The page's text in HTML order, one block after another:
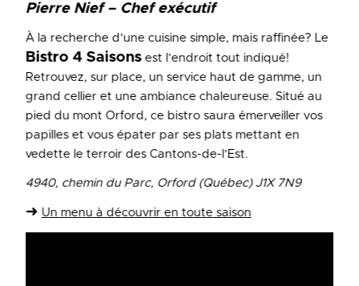
Pierre Nief – Chef exécutif
À la recherche d’une cuisine simple, mais raffinée? Le
Bistro 4 Saisonsest l’endroit tout indiqué!
Retrouvez, sur place, un service haut de gamme, un
grand cellier et une ambiance chaleureuse. Situé au
pied du mont Orford, ce bistro saura émerveiller vos
papilles et vous épater par ses plats mettant en
vedette le terroir des Cantons-de-l’Est.
4940, chemin du Parc, Orford (Québec) J1X 7N9
➜ Un menu à découvrir en toute saison